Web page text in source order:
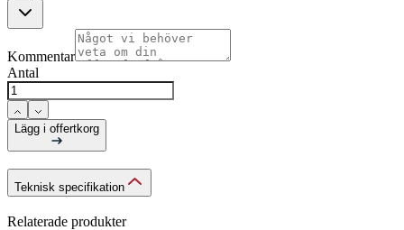
Kommentar
Antal
Lägg i offertkorg
Teknisk specifikation
Relaterade produkter